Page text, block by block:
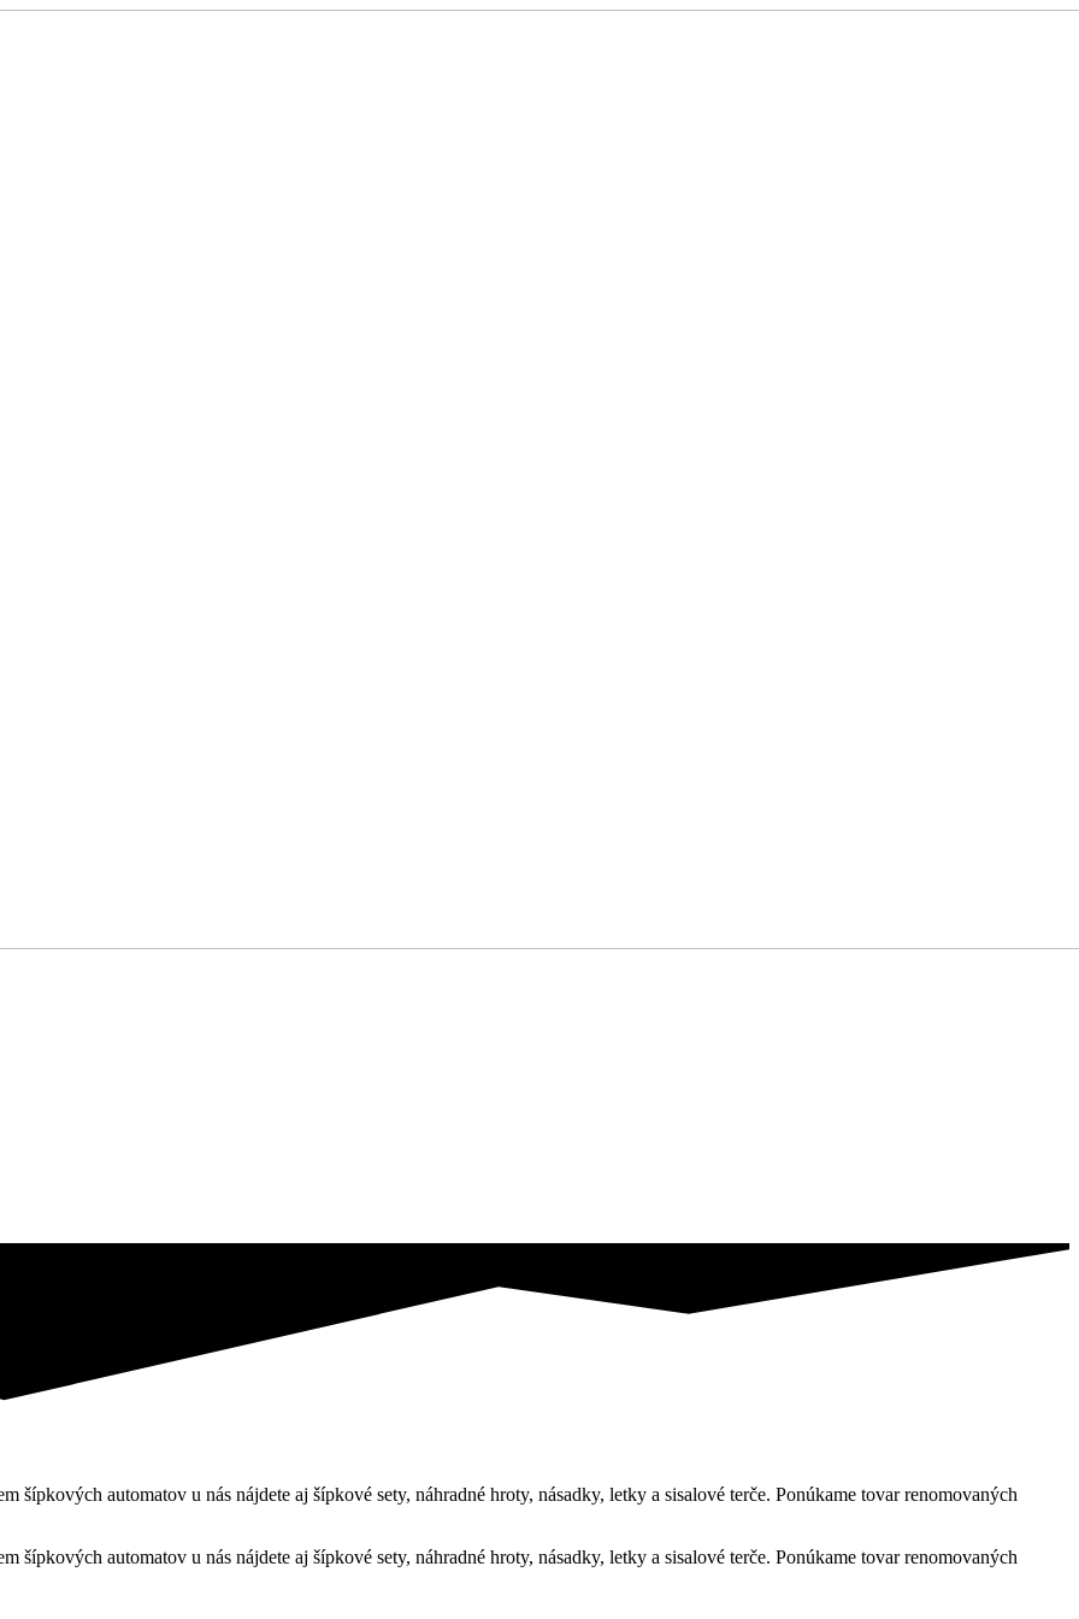
šípkových automatov u nás nájdete aj šípkové sety, náhradné hroty, násadky, letky a sisalové terče. Ponúkame tovar renomovaných
šípkových automatov u nás nájdete aj šípkové sety, náhradné hroty, násadky, letky a sisalové terče. Ponúkame tovar renomovaných